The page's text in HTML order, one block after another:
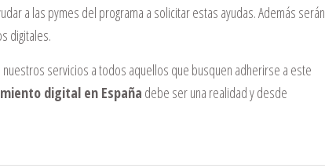
a las pymes del programa a solicitar estas ayudas. Además serán
digitales.
servicios a todos aquellos que busquen adherirse a este
digital en España debe ser una realidad y desde